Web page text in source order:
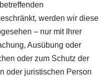
werden wir diese
– nur mit Ihrer
Ausübung oder
oder zum Schutz der
oder juristischen Person